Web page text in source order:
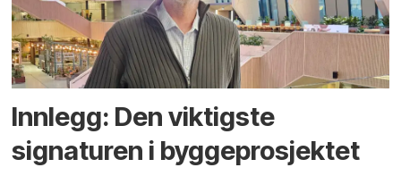
Innlegg: Den viktigste
signaturen i bygge­­prosjektet